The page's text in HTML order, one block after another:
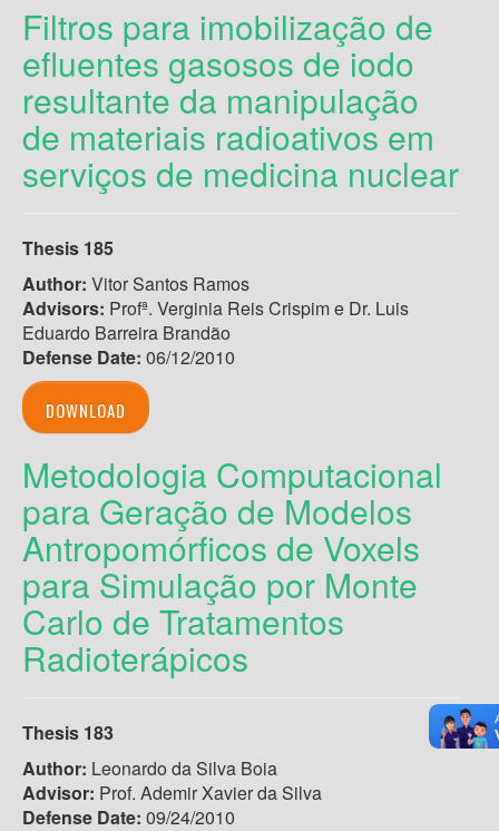
Filtros para imobilização de
efluentes gasosos de iodo
resultante da manipulação
de materiais radioativos em
serviços de medicina nuclear
Thesis 185
Author: Vitor Santos Ramos
Advisors: Profª. Verginia Reis Crispim e Dr. Luis
Eduardo Barreira Brandão
Defense Date: 06/12/2010
DOWNLOAD
Metodologia Computacional
para Geração de Modelos
Antropomórficos de Voxels
para Simulação por Monte
Carlo de Tratamentos
Radioterápicos
Thesis 183
Author: Leonardo da Silva Boia
Advisor: Prof. Ademir Xavier da Silva
Defense Date: 09/24/2010